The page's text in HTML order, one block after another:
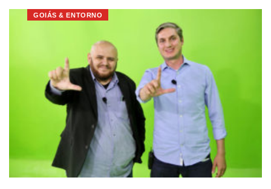
GOIÁS & ENTORNO